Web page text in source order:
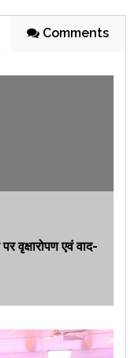
Comments
वृक्षारोपण एवं वाद-